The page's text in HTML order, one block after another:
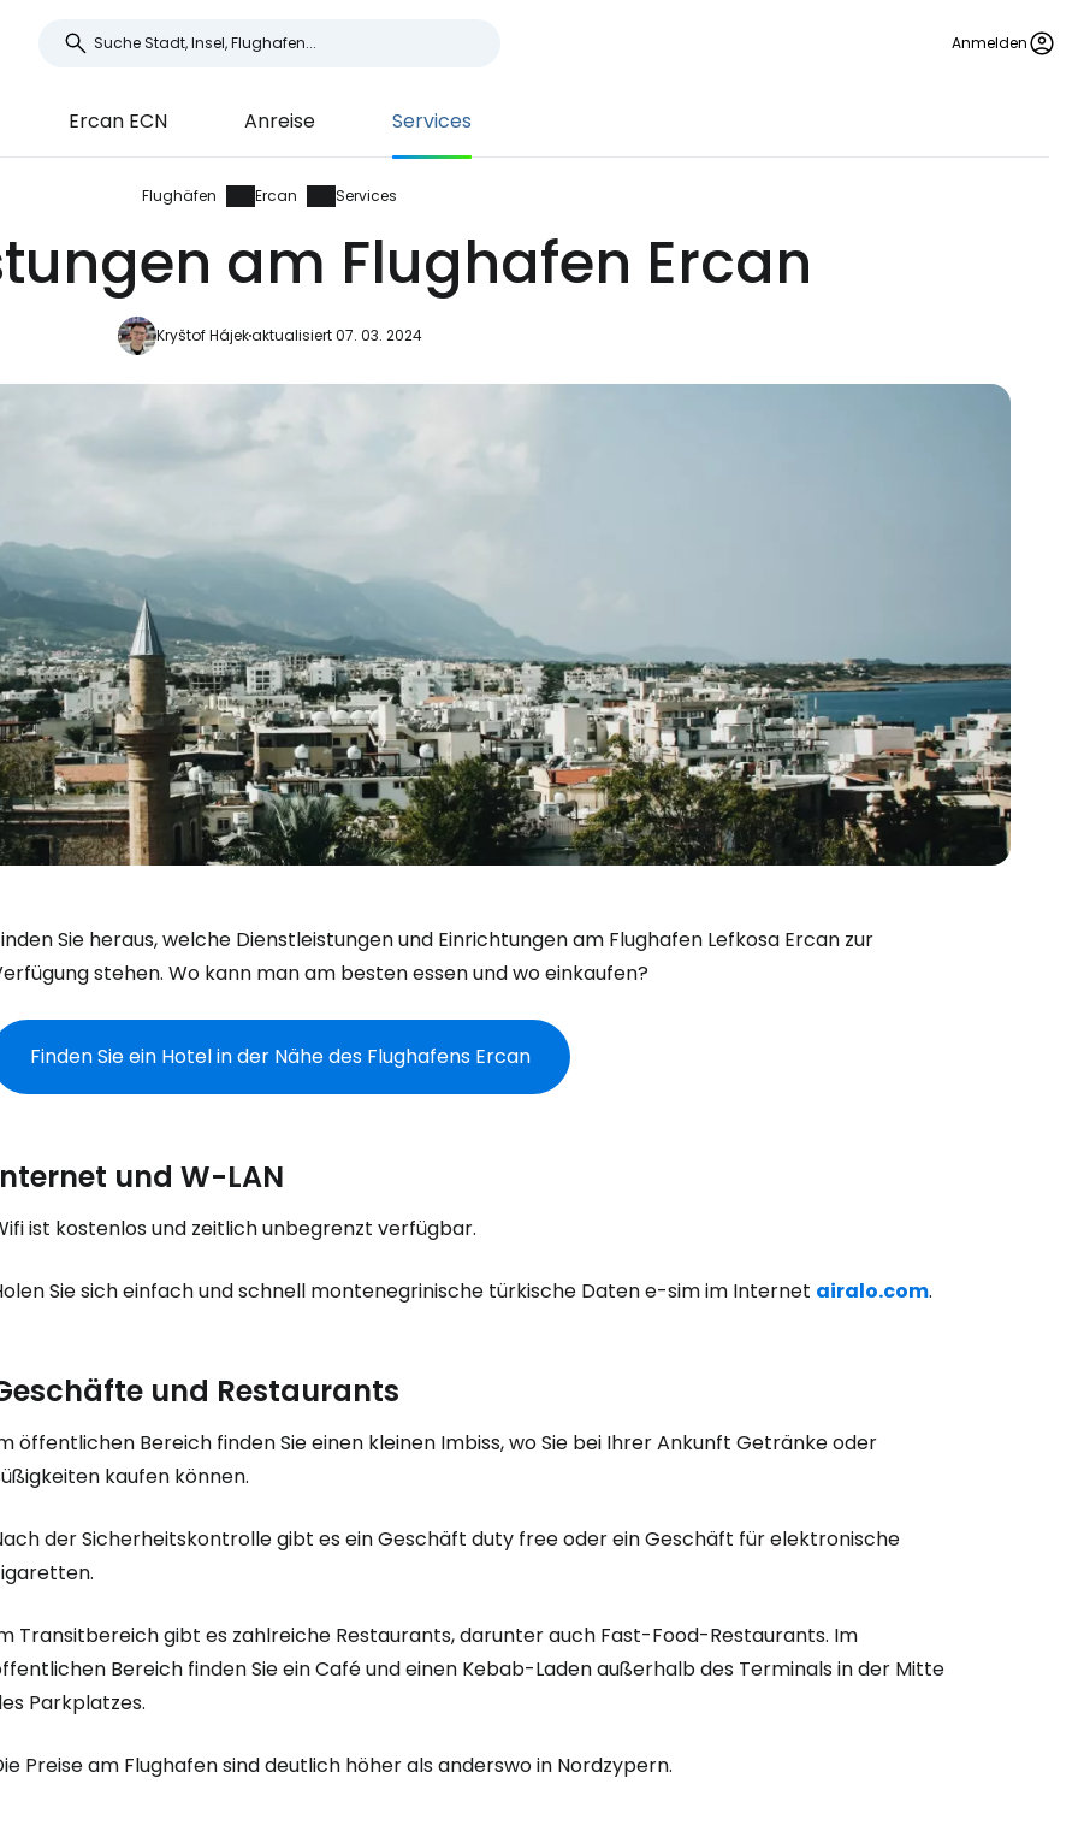
Anmelden
Ercan ECN Anreise Services
Flughäfen Ercan Services
am Flughafen Ercan
Kryštof Hájekaktualisiert 07. 03. 2024
Sie heraus, welche Dienstleistungen und Einrichtungen am Flughafen Lefkosa Ercan zur
stehen. Wo kann man am besten essen und wo einkaufen?
Finden Sie ein Hotel in der Nähe des Flughafens Ercan
und W-LAN
ist kostenlos und zeitlich unbegrenzt verfügbar.
Sie sich einfach und schnell montenegrinische türkische Daten e-sim im Internet airalo.com.
und Restaurants
öffentlichen Bereich finden Sie einen kleinen Imbiss, wo Sie bei Ihrer Ankunft Getränke oder
kaufen können.
der Sicherheitskontrolle gibt es ein Geschäft duty freeoder ein Geschäft für elektronische
Transitbereich gibt es zahlreiche Restaurants, darunter auch Fast-Food-Restaurants. Im
Bereich finden Sie ein Café und einen Kebab-Laden außerhalb des Terminals in der Mitte
Parkplatzes.
Preise am Flughafen sind deutlich höher als anderswo in Nordzypern.
Anmeldung bei Cestee
... die weltweite Reise-Community
Weiter mit Google
Weiter mit E-Mail